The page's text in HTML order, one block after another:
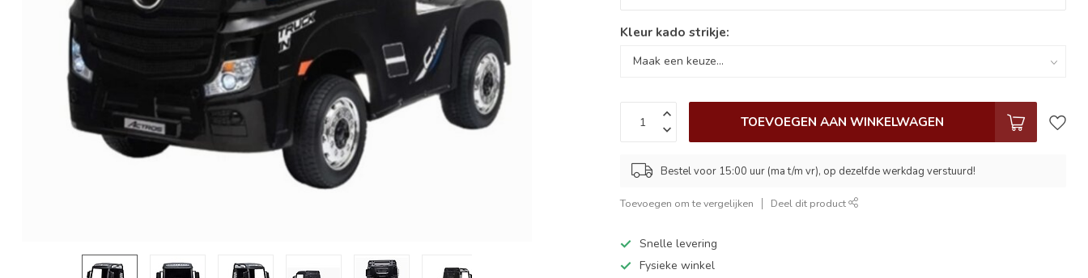
Kleur kado strikje:
TOEVOEGEN AAN WINKELWAGEN
Bestel voor 15:00 uur (ma t/m vr), op dezelfde werkdag verstuurd!
Toevoegen om te vergelijken Deel dit product
Snelle levering
Fysieke winkel